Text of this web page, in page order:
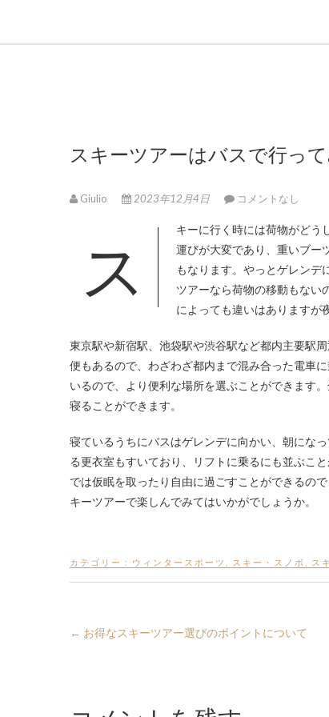
スキーツアーはバスで行っ
Giulio 2023年12月4日 コメントなし
スキーに行く時には荷物がど
運びが大変であり、重いブー
もなります。やっとゲレンデ
ツアーなら荷物の移動もない
によっても違いはありますが
東京駅や新宿駅、池袋駅や渋谷駅など都内主要駅
便もあるので、わざわざ都内まで混み合った電車
いるので、より便利な場所を選ぶことができます
寝ることができます。
寝ているうちにバスはゲレンデに向かい、朝にな
る更衣室もすいており、リフトに乗るにも並ぶこ
では仮眠を取ったり自由に過ごすことができるの
キーツアーで楽しんでみてはいかがでしょうか。
カテゴリー : ウィンタースポーツ スキー・スノボ ス
← お得なスキーツアー選びのポイントについて